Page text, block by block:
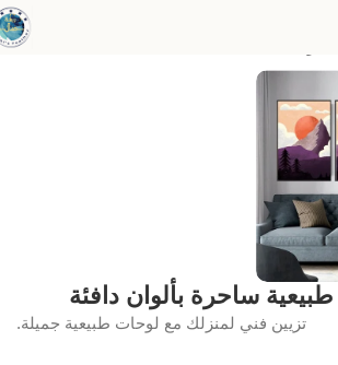
ساحرة بألوان دافئة
تزيين فني لمنزلك مع لوحات طبيعية جميلة.